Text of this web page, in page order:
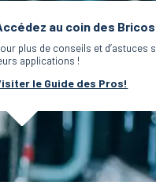
au coin des Bricos
plus de conseils et d’astuces
applications !
le Guide des Pros!